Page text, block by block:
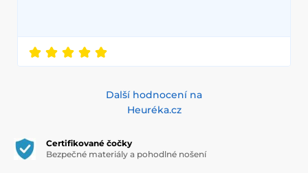
Další hodnocení na
Heuréka.cz
Certifikované čočky
Bezpečné materiály a pohodlné nošení